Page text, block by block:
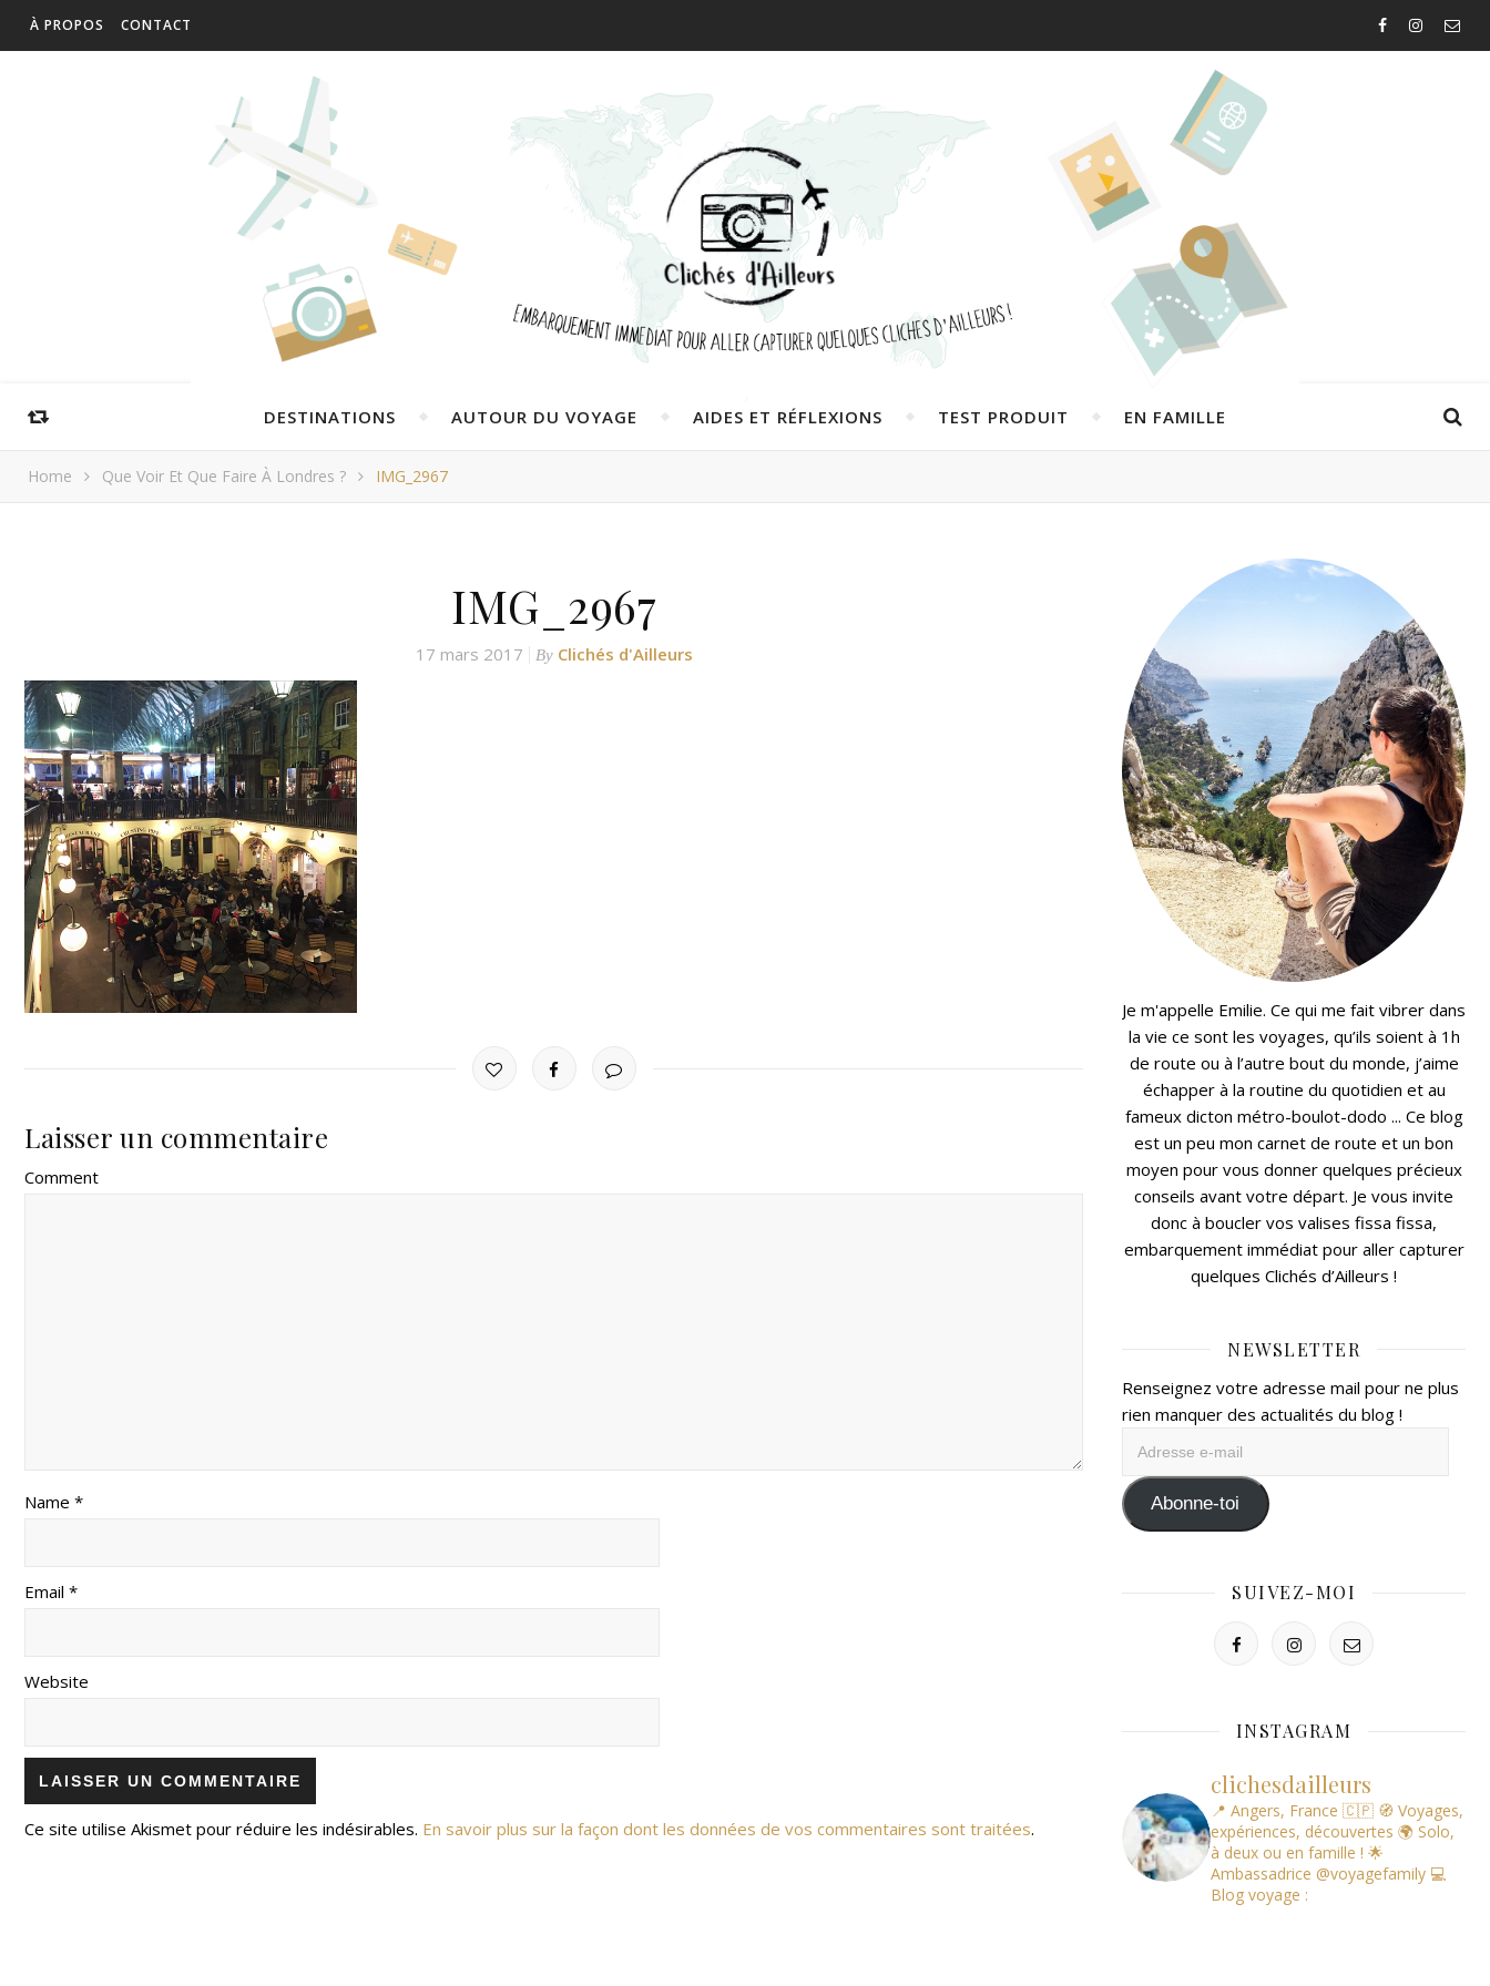
À PROPOS CONTACT
DESTINATIONS AUTOUR DU VOYAGE AIDES ET RÉFLEXIONS TEST PRODUIT EN FAMILLE
Home Que Voir Et Que Faire À Londres ? IMG_2967
IMG_2967
17 mars 2017 By Clichés d'Ailleurs
Laisser un commentaire
Comment
Name *
Email *
Website
Ce site utilise Akismet pour réduire les indésirables. En savoir plus sur la façon dont les données de vos commentaires sont traitées.
Je m'appelle Emilie. Ce qui me fait vibrer dans
la vie ce sont les voyages, qu’ils soient à 1h
de route ou à l’autre bout du monde, j’aime
échapper à la routine du quotidien et au
fameux dicton métro-boulot-dodo ... Ce blog
est un peu mon carnet de route et un bon
moyen pour vous donner quelques précieux
conseils avant votre départ. Je vous invite
donc à boucler vos valises fissa fissa,
embarquement immédiat pour aller capturer
quelques Clichés d’Ailleurs !
NEWSLETTER
Renseignez votre adresse mail pour ne plus
rien manquer des actualités du blog !
mail Abonne-toi
SUIVEZ-MOI
INSTAGRAM
clichesdailleurs
📍 Angers, France 🇨🇵 🧭 Voyages,
expériences, découvertes 🌍 Solo,
à deux ou en famille ! 🌟
Ambassadrice @voyagefamily 💻
Blog voyage :